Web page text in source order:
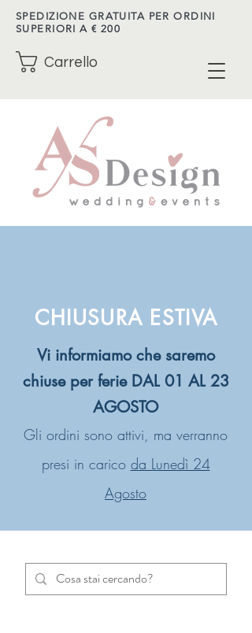
SPEDIZIONE GRATUITA PER ORDINI
SUPERIORI A € 200
Carrello
CHIUSURA ESTIVA
Vi informiamo che saremo
chiuse per ferie DAL 01 AL 23
AGOSTO
Gli ordini sono attivi, ma verranno
presi in carico da Lunedì 24
Agosto